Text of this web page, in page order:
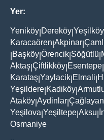
Yer:
Yeniköy Dereköy Yeşilköy
Karacaören Akpinar
Başköy Örencik Söğütlü
Aktaş Çiftlikköy Esentepe
Karataş Yaylacik Elmali
Yeşildere Kadiköy
Ataköy Aydinlar Çağlayan
Yeşilova Yeşiltepe Aksu
Osmaniye